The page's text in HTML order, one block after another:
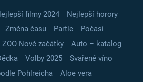
filmy 2024
Nejlepší horory
Změna času Partie
Počasí
ZOO Nové začátky
Auto – katalog
Volby 2025
Svařené víno
Pohlreicha
Aloe vera